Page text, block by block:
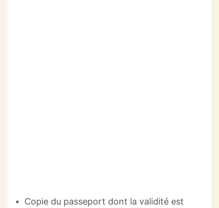
Copie du passeport dont la validité est